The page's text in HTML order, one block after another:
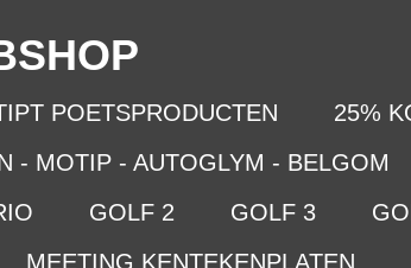
POETSPRODUCTEN
25%
- MOTIP - AUTOGLYM - BELGOM
GOLF 2 GOLF 3
MEETING KENTEKENPLATEN